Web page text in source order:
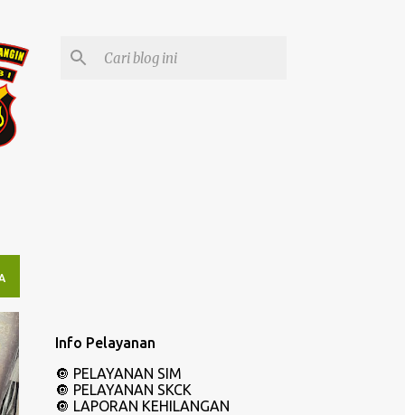
Info Pelayanan
🔘 PELAYANAN SIM
🔘 PELAYANAN SKCK
🔘 LAPORAN KEHILANGAN